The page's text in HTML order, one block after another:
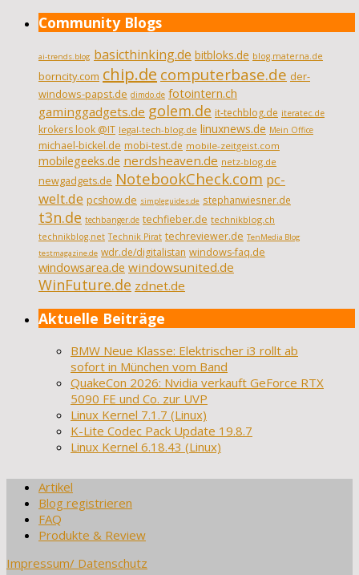
Community Blogs
ai-trends.blog basicthinking.de bitbloks.de blog.materna.de
borncity.com chip.de computerbase.de der-
windows-papst.de dimdo.de fotointern.ch
gaminggadgets.de golem.de it-techblog.de iteratec.de
krokers look @IT legal-tech-blog.de linuxnews.de Mein Office
michael-bickel.de mobi-test.de mobile-zeitgeist.com
mobilegeeks.de nerdsheaven.de netz-blog.de
newgadgets.de NotebookCheck.com pc-
welt.de pcshow.de simpleguides.de stephanwiesner.de
t3n.de techbanger.de techfieber.de technikblog.ch
technikblog.net Technik Pirat techreviewer.de TenMedia Blog
testmagazine.de wdr.de/digitalistan windows-faq.de
windowsarea.de windowsunited.de
WinFuture.de zdnet.de
Aktuelle Beiträge
BMW Neue Klasse: Elektrischer i3 rollt ab
sofort in München vom Band
QuakeCon 2026: Nvidia verkauft GeForce RTX
5090 FE und Co. zur UVP
Linux Kernel 7.1.7 (Linux)
K-Lite Codec Pack Update 19.8.7
Linux Kernel 6.18.43 (Linux)
Artikel
Blog registrieren
FAQ
Produkte & Review
Impressum/ Datenschutz